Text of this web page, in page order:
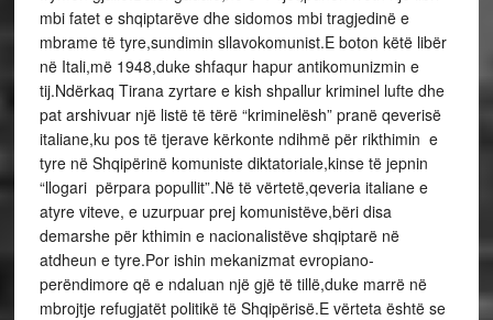
mbi fatet e shqiptarëve dhe sidomos mbi tragjedinë e
mbrame të tyre,sundimin sllavokomunist.E boton këtë libër
në Itali,më 1948,duke shfaqur hapur antikomunizmin e
tij.Ndërkaq Tirana zyrtare e kish shpallur kriminel lufte dhe
pat arshivuar një listë të tërë “kriminelësh” pranë qeverisë
italiane,ku pos të tjerave kërkonte ndihmë për rikthimin e
tyre në Shqipërinë komuniste diktatoriale,kinse të jepnin
“llogari përpara popullit”.Në të vërtetë,qeveria italiane e
atyre viteve, e uzurpuar prej komunistëve,bëri disa
demarshe për kthimin e nacionalistëve shqiptarë në
atdheun e tyre.Por ishin mekanizmat evropiano-
perëndimore që e ndaluan një gjë të tillë,duke marrë në
mbrojtje refugjatët politikë të Shqipërisë.E vërteta është se